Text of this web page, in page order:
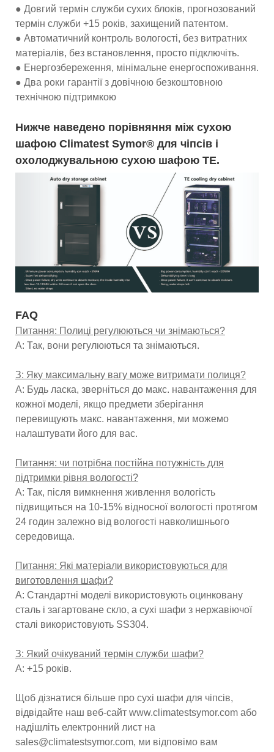
● Довгий термін служби сухих блоків, прогнозований
термін служби +15 років, захищений патентом.
● Автоматичний контроль вологості, без витратних
матеріалів, без встановлення, просто підключіть.
● Енергозбереження, мінімальне енергоспоживання.
● Два роки гарантії з довічною безкоштовною
технічною підтримкою
Нижче наведено порівняння між сухою
шафою Climatest Symor® для чіпсів і
охолоджувальною сухою шафою TE.
FAQ
Питання: Полиці регулюються чи знімаються?
A: Так, вони регулюються та знімаються.
З: Яку максимальну вагу може витримати полиця?
A: Будь ласка, зверніться до макс. навантаження для
кожної моделі, якщо предмети зберігання
перевищують макс. навантаження, ми можемо
налаштувати його для вас.
Питання: чи потрібна постійна потужність для
підтримки рівня вологості?
A: Так, після вимкнення живлення вологість
підвищиться на 10-15% відносної вологості протягом
24 годин залежно від вологості навколишнього
середовища.
Питання: Які матеріали використовуються для
виготовлення шафи?
A: Стандартні моделі використовують оцинковану
сталь і загартоване скло, а сухі шафи з нержавіючої
сталі використовують SS304.
З: Який очікуваний термін служби шафи?
A: +15 років.
Щоб дізнатися більше про сухі шафи для чіпсів,
відвідайте наш веб-сайт www.climatestsymor.com або
надішліть електронний лист на
sales@climatestsymor.com, ми відповімо вам